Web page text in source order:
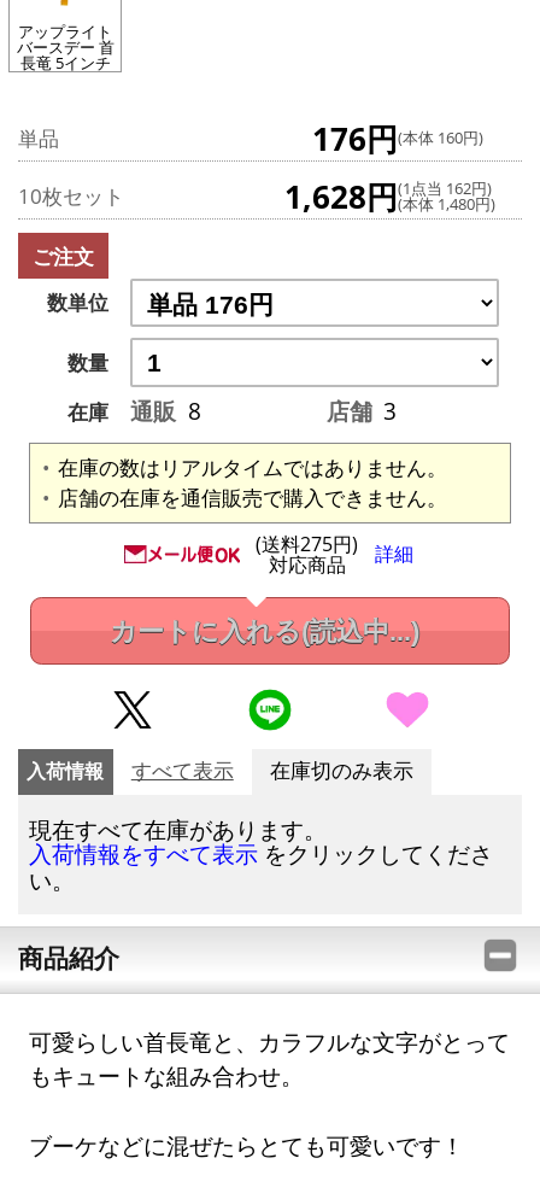
アップライト
バースデー 首
長竜 5インチ
単品 176円(本体 160円)
10枚セット 1,628円(1点当 162円)
(本体 1,480円)
ご注文
数単位
数量
在庫
通販 8 店舗 3
在庫の数はリアルタイムではありません。
店舗の在庫を通信販売で購入できません。
(送料275円)
対応商品 詳細
カートに入れる(読込中...)
入荷情報 すべて表示 在庫切のみ表示
現在すべて在庫があります。
入荷情報をすべて表示 をクリックしてくださ
い。
商品紹介
可愛らしい首長竜と、カラフルな文字がとって
もキュートな組み合わせ。
ブーケなどに混ぜたらとても可愛いです！